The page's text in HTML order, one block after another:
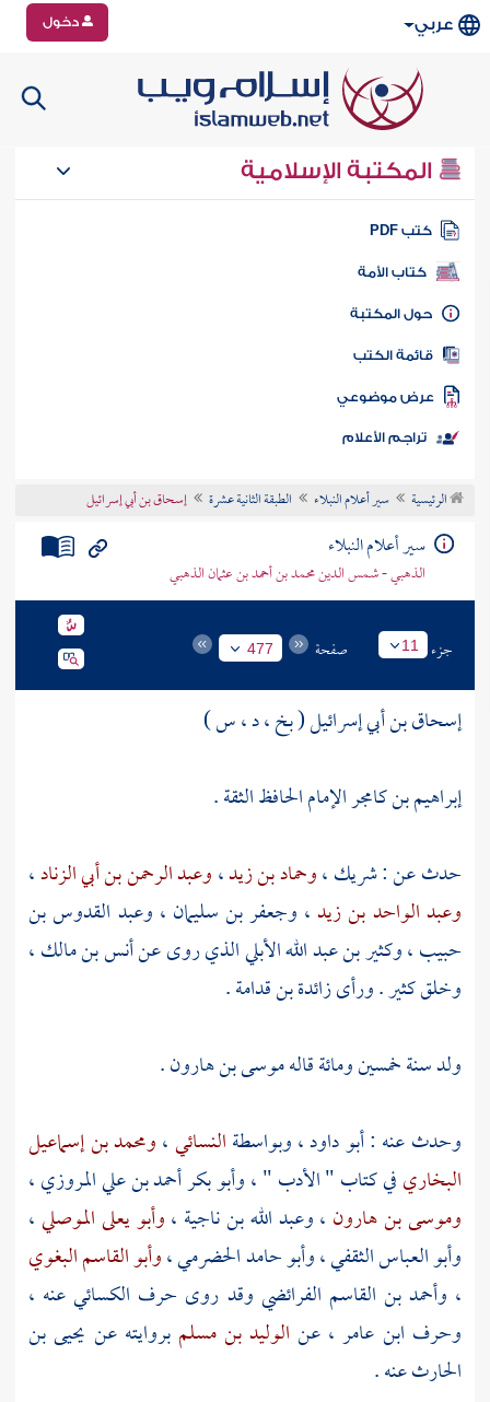
عربي دخول
المكتبة الإسلامية
كتب PDF
كتاب الأمة
المكتبة
الكتب
موضوعي
تراجم الأعلام
الرئيسية سير أعلام النبلاء الطبقة الثانية عشرة إسحاق بن أبي إسرائيل
سير أعلام النبلاء
الذهبي - شمس الدين محمد بن أحمد بن عثمان الذهبي
جزء 11 صفحة 477
إسحاق بن أبي إسرائيل ( بخ ، د ، س )
إبراهيم بن كامجر الإمام الحافظ الثقة .
حدث عن :شريك ،وحماد بن زيد،وعبد الرحمن بن أبي الزناد،
وعبد الواحد بن زيد، وجعفر بن سليمان ، وعبد القدوس بن
حبيب،وكثير بن عبد الله الأبليالذي روى عنأنس بن مالك،
وخلق كثير . ورأىزائدة بن قدامة.
ولد سنة خمسين ومائة قالهموسى بن هارون.
وحدث عنه :أبو داود، وبواسطةالنسائي،ومحمد بن إسماعيل
البخاريفي كتاب " الأدب " ،وأبو بكر أحمد بن علي المروزي،
وموسى بن هارون ،وعبد الله بن ناجية ،وأبو يعلى الموصلي،
وأبو العباس الثقفي،وأبو حامد الحضرمي،وأبو القاسم البغوي
، وأحمد بن القاسم الفرائضي وقد روى حرف الكسائيعنه ،
وحرف ابن عامر ، عن الوليد بن مسلمبروايته عن يحيى بن
الحارثعنه .